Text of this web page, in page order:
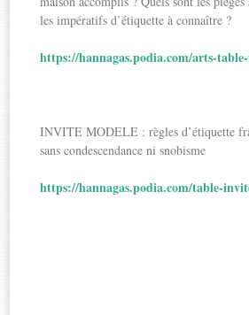
les impératifs d’étiquette à connaître ?
https://hannagas.podia.com/arts-
INVITE MODELE : règles d’étiquette
sans condescendance ni snobisme
https://hannagas.podia.com/table-